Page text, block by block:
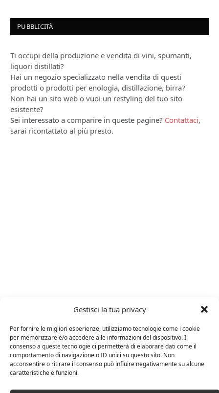
Gestisci la tua privacy
Per fornire le migliori esperienze, utilizziamo tecnologie come i cookie
per memorizzare e/o accedere alle informazioni del dispositivo. Il
consenso a queste tecnologie ci permetterà di elaborare dati come il
comportamento di navigazione o ID unici su questo sito. Non
acconsentire o ritirare il consenso può influire negativamente su alcune
caratteristiche e funzioni.
PUBBLICITÀ
Ti occupi della produzione e vendita di vini, spumanti,
liquori distillati?
Hai un negozio specializzato nella vendita di questi
prodotti o prodotti per enologia, distillazione, birra?
Non hai un sito web o vuoi un restyling del tuo sito
esistente?
Sei interessato a comparire in queste pagine? Contattaci,
sarai ricontattato al più presto.
24 FEBBRAIO 2025
Distillati di frutta africani
27 AGOSTO 2024